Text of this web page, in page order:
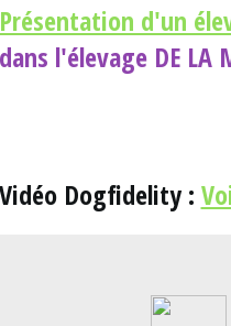
d'un
l'élevage DE LA
Dogfidelity :